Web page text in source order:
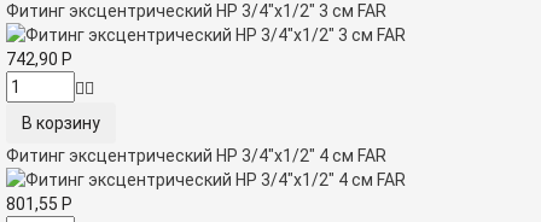
Фитинг эксцентрический НР 3/4"х1/2" 3 см FAR
742,90 Р
Фитинг эксцентрический НР 3/4"х1/2" 4 см FAR
801,55 Р